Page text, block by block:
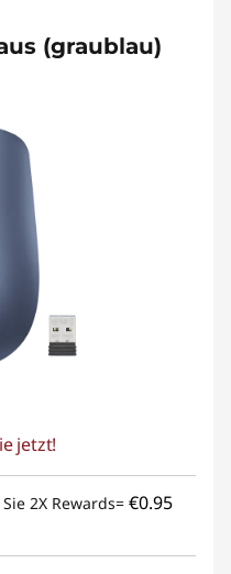
(graublau)
jetzt!
2X Rewards= €0.95